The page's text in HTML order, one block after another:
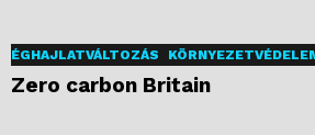
ÉGHAJLATVÁLTOZÁS
Zero carbon Britain